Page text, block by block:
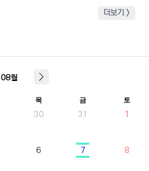
더보기 >
08월
목 금 토
30 31 1
6 7 8